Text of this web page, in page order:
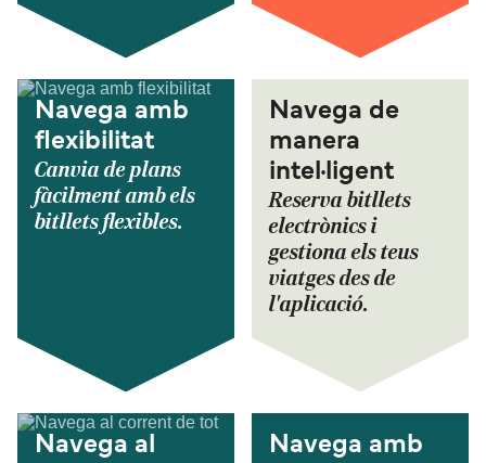
Navega amb
flexibilitat
Canvia de plans
fàcilment amb els
bitllets flexibles.
Navega de
manera
intel·ligent
Reserva bitllets
electrònics i
gestiona els teus
viatges des de
l'aplicació.
Navega al
Navega amb